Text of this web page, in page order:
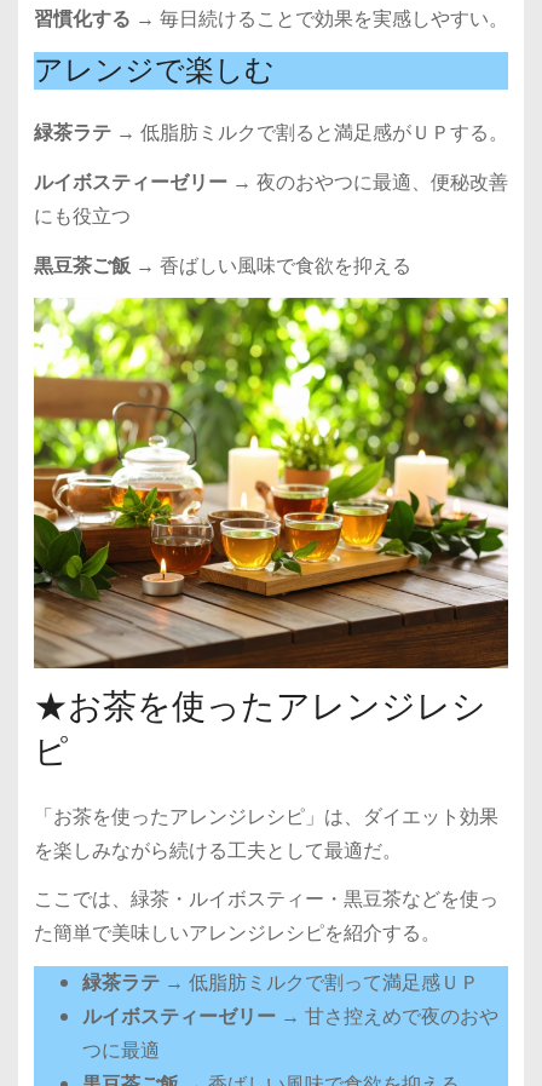
習慣化する → 毎日続けることで効果を実感しやすい。
アレンジで楽しむ
緑茶ラテ→ 低脂肪ミルクで割ると満足感がＵＰする。
ルイボスティーゼリー→ 夜のおやつに最適、便秘改善
にも役立つ
黒豆茶ご飯→ 香ばしい風味で食欲を抑える
★お茶を使ったアレンジレシ
ピ
「お茶を使ったアレンジレシピ」は、ダイエット効果
を楽しみながら続ける工夫として最適だ。
ここでは、緑茶・ルイボスティー・黒豆茶などを使っ
た簡単で美味しいアレンジレシピを紹介する。
緑茶ラテ→ 低脂肪ミルクで割って満足感ＵＰ
ルイボスティーゼリー→ 甘さ控えめで夜のおや
つに最適